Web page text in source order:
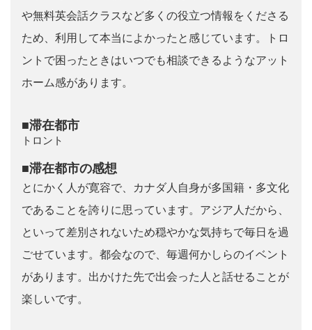
や無料英会話クラスなど多くの役立つ情報をくださる
ため、利用して本当によかったと感じています。トロ
ントで困ったときはいつでも相談できるようなアット
ホーム感があります。
■滞在都市
トロント
■滞在都市の感想
とにかく人が寛容で、カナダ人自身が多国籍・多文化
であることを誇りに思っています。アジア人だから、
といって差別されないため穏やかな気持ちで毎日を過
ごせています。都会なので、毎週何かしらのイベント
があります。出かけた先で出会った人と話せることが
楽しいです。